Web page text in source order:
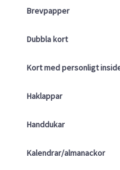
Brevpapper
Dubbla kort
Kort med personligt
Haklappar
Handdukar
Kalendrar/almanackor